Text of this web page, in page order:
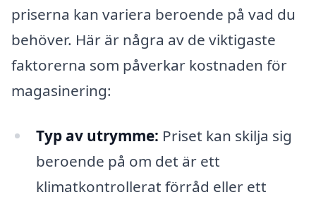
priserna kan variera beroende på vad du
behöver. Här är några av de viktigaste
faktorerna som påverkar kostnaden för
magasinering:
Typ av utrymme: Priset kan skilja sig
beroende på om det är ett
klimatkontrollerat förråd eller ett